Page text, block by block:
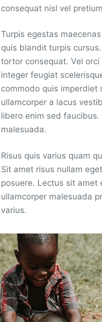
consequat nisl vel
Turpis egestas
quis blandit turpis
tortor consequat. Vel
integer feugiat
commodo quis imperdiet
ullamcorper a lacus
libero enim sed
malesuada.
Risus quis varius quam
Sit amet risus nullam
posuere. Lectus sit amet
ullamcorper malesuada
varius.